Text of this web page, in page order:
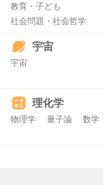
教育・子ども
社会問題・社会哲学
宇宙
宇宙
理化学
物理学 量子論 数学